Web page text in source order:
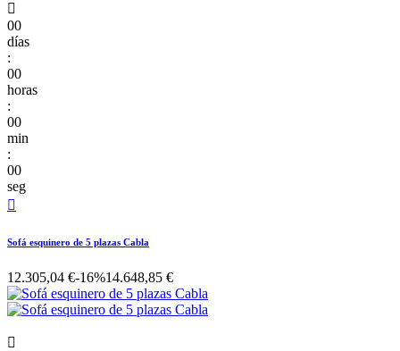

00
días
:
00
horas
:
00
min
:
00
seg

Sofá esquinero de 5 plazas Cabla
12.305,04 €-16%14.648,85 €
